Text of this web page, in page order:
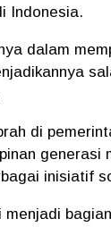
Indonesia.
dalam
di
inisiatif
menjadi